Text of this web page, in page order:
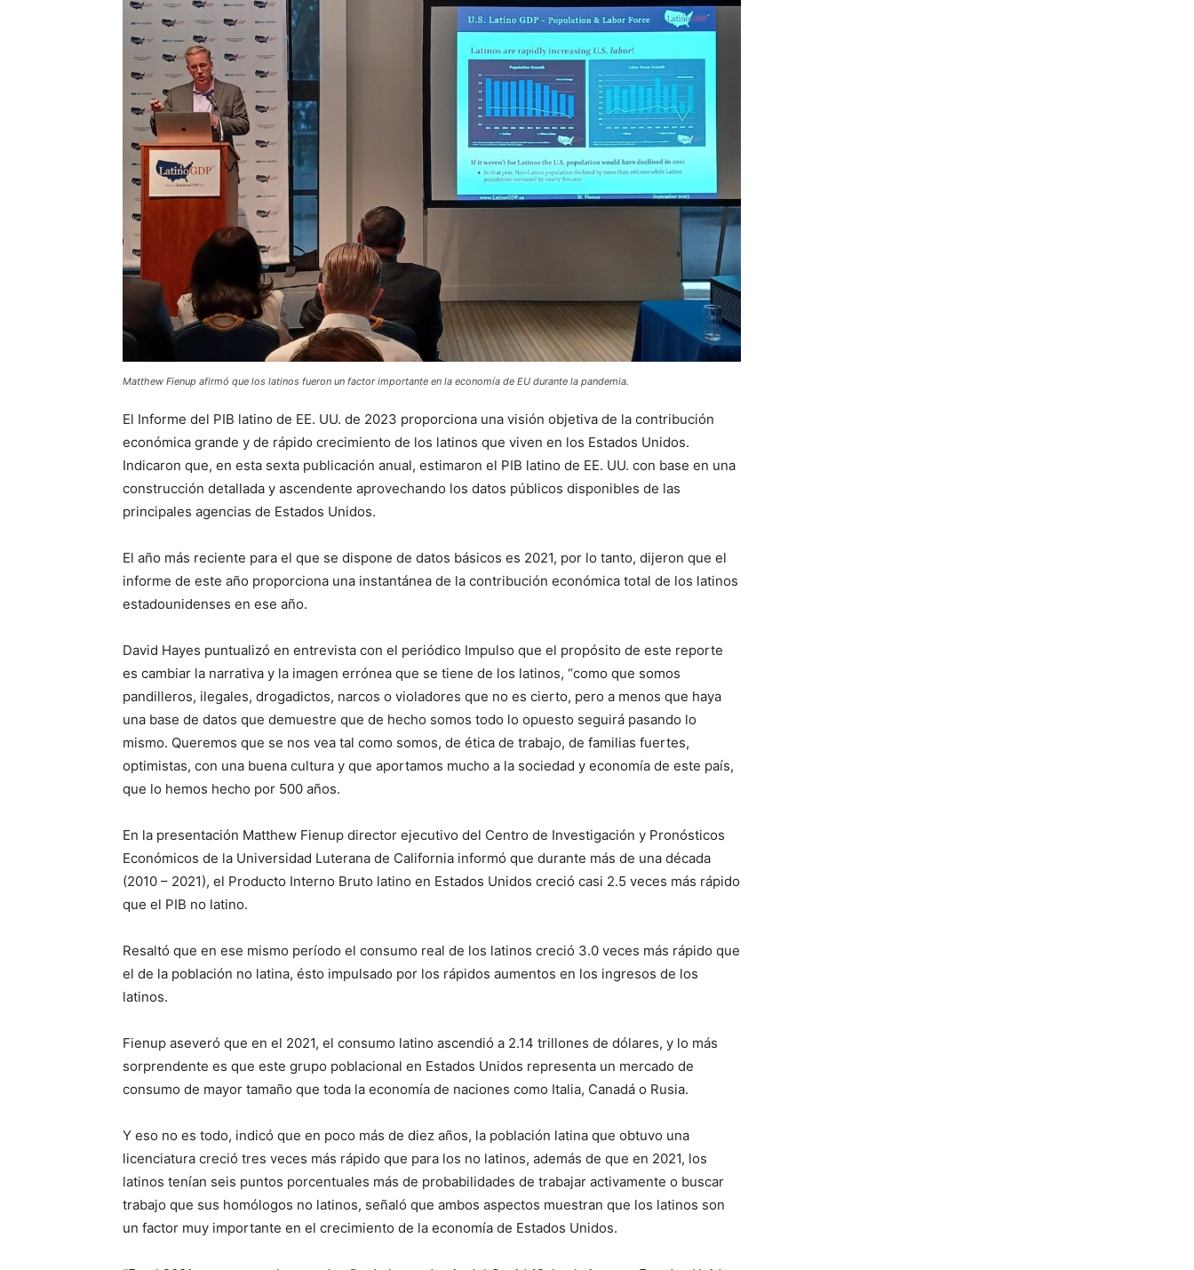
Matthew Fienup afirmó que los latinos fueron un factor importante en la economía de EU durante la pandemia.
El Informe del PIB latino de EE. UU. de 2023 proporciona una visión objetiva de la contribución
económica grande y de rápido crecimiento de los latinos que viven en los Estados Unidos.
Indicaron que, en esta sexta publicación anual, estimaron el PIB latino de EE. UU. con base en una
construcción detallada y ascendente aprovechando los datos públicos disponibles de las
principales agencias de Estados Unidos.
El año más reciente para el que se dispone de datos básicos es 2021, por lo tanto, dijeron que el
informe de este año proporciona una instantánea de la contribución económica total de los latinos
estadounidenses en ese año.
David Hayes puntualizó en entrevista con el periódico Impulso que el propósito de este reporte
es cambiar la narrativa y la imagen errónea que se tiene de los latinos, “como que somos
pandilleros, ilegales, drogadictos, narcos o violadores que no es cierto, pero a menos que haya
una base de datos que demuestre que de hecho somos todo lo opuesto seguirá pasando lo
mismo. Queremos que se nos vea tal como somos, de ética de trabajo, de familias fuertes,
optimistas, con una buena cultura y que aportamos mucho a la sociedad y economía de este país,
que lo hemos hecho por 500 años.
En la presentación Matthew Fienup director ejecutivo del Centro de Investigación y Pronósticos
Económicos de la Universidad Luterana de California informó que durante más de una década
(2010 – 2021), el Producto Interno Bruto latino en Estados Unidos creció casi 2.5 veces más rápido
que el PIB no latino.
Resaltó que en ese mismo período el consumo real de los latinos creció 3.0 veces más rápido que
el de la población no latina, ésto impulsado por los rápidos aumentos en los ingresos de los
latinos.
Fienup aseveró que en el 2021, el consumo latino ascendió a 2.14 trillones de dólares, y lo más
sorprendente es que este grupo poblacional en Estados Unidos representa un mercado de
consumo de mayor tamaño que toda la economía de naciones como Italia, Canadá o Rusia.
Y eso no es todo, indicó que en poco más de diez años, la población latina que obtuvo una
licenciatura creció tres veces más rápido que para los no latinos, además de que en 2021, los
latinos tenían seis puntos porcentuales más de probabilidades de trabajar activamente o buscar
trabajo que sus homólogos no latinos, señaló que ambos aspectos muestran que los latinos son
un factor muy importante en el crecimiento de la economía de Estados Unidos.